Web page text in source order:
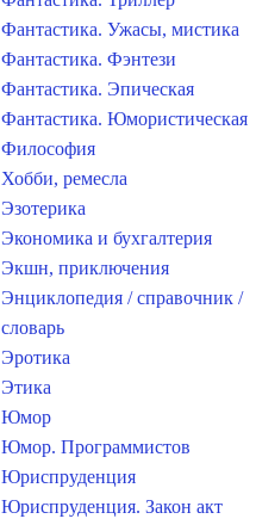
Фантастика. Ужасы, мистика
Фантастика. Фэнтези
Фантастика. Эпическая
Фантастика. Юмористическая
Философия
Хобби, ремесла
Эзотерика
Экономика и бухгалтерия
Экшн, приключения
Энциклопедия / справочник /
словарь
Эротика
Этика
Юмор
Юмор. Программистов
Юриспруденция
Юриспруденция. Закон акт